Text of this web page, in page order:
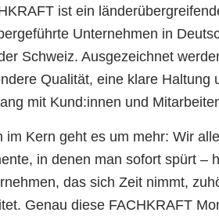
ist ein
Unternehmen in
Schweiz. Ausgezeichnet
Qualität, eine klare Haltung
mit Kund:innen und
im Kern geht es um mehr: Wir
in denen man sofort spürt –
das sich Zeit nimmt,
Genau diese FACHKRAFT